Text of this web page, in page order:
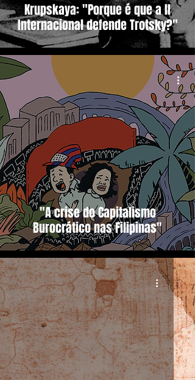
Krupskaya: "Porque é que a II
Internacional defende Trotsky?"
"A crise do Capitalismo
Burocrático nas Filipinas"